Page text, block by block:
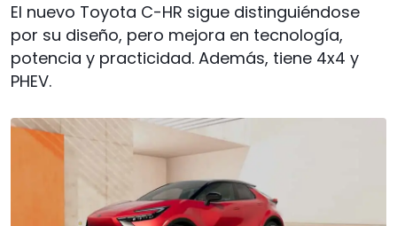
El nuevo Toyota C-HR sigue distinguiéndose
por su diseño, pero mejora en tecnología,
potencia y practicidad. Además, tiene 4x4 y
PHEV.